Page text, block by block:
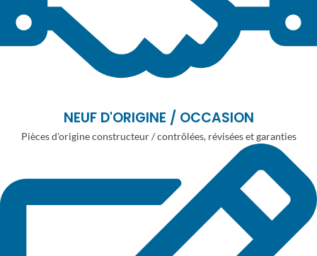
NEUF D'ORIGINE / OCCASION
Pièces d'origine constructeur / contrôlées, révisées et garanties